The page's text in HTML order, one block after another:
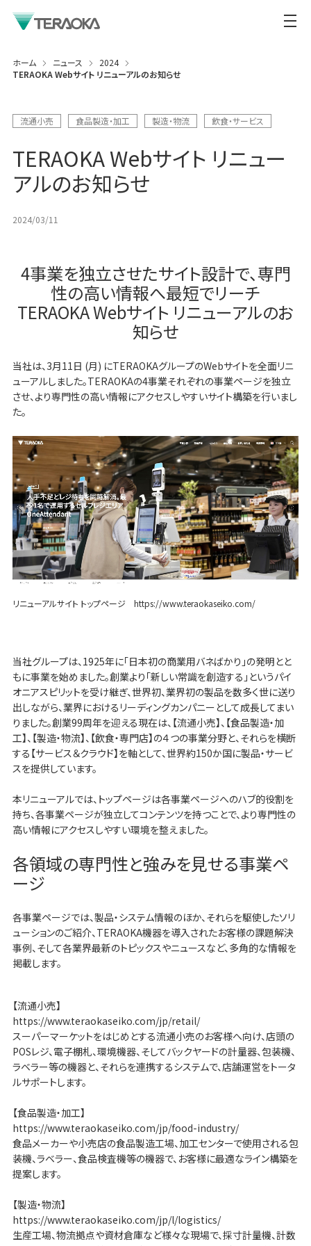
ホーム ニュース
2024
TERAOKA Webサイト リニューアルのお知らせ
流通小売 食品製造・加工 製造・物流 飲食・サービス
TERAOKA Webサイト リニュー
アルのお知らせ
2024/03/11
4事業を独立させたサイト設計で、専門
性の高い情報へ最短でリーチ
TERAOKA Webサイト リニューアルのお
知らせ
当社は、3月11日 (月) にTERAOKAグループのWebサイトを全面リニ
ューアルしました。TERAOKAの4事業それぞれの事業ページを独立
させ、より専門性の高い情報にアクセスしやすいサイト構築を行いまし
た。
リニューアルサイト トップページ https://www.teraokaseiko.com/
当社グループは、1925年に「日本初の商業用バネばかり」の発明とと
もに事業を始めました。創業より「新しい常識を創造する」というパイ
オニアスピリットを受け継ぎ、世界初、業界初の製品を数多く世に送り
出しながら、業界におけるリーディングカンパニーとして成長してまい
りました。創業99周年を迎える現在は、【流通小売】、【食品製造・加
工】、【製造・物流】、【飲食・専門店】の４つの事業分野と、それらを横断
する【サービス＆クラウド】を軸として、世界約150か国に製品・サービ
スを提供しています。
本リニューアルでは、トップページは各事業ページへのハブ的役割を
持ち、各事業ページが独立してコンテンツを持つことで、より専門性の
高い情報にアクセスしやすい環境を整えました。
各領域の専門性と強みを見せる事業ペ
ージ
各事業ページでは、製品・システム情報のほか、それらを駆使したソリ
ューションのご紹介、TERAOKA機器を導入されたお客様の課題解決
事例、そして各業界最新のトピックスやニュースなど、多角的な情報を
掲載します。
【流通小売】
https://www.teraokaseiko.com/jp/retail/
スーパーマーケットをはじめとする流通小売のお客様へ向け、店頭の
POSレジ、電子棚札、環境機器、そしてバックヤードの計量器、包装機、
ラベラー等の機器と、それらを連携するシステムで、店舗運営をトータ
ルサポートします。
【食品製造・加工】
https://www.teraokaseiko.com/jp/food-industry/
食品メーカーや小売店の食品製造工場、加工センターで使用される包
装機、ラベラー、食品検査機等の機器で、お客様に最適なライン構築を
提案します。
【製造・物流】
https://www.teraokaseiko.com/jp/l/logistics/
生産工場、物流拠点や資材倉庫など様々な現場で、採寸計量機、計数